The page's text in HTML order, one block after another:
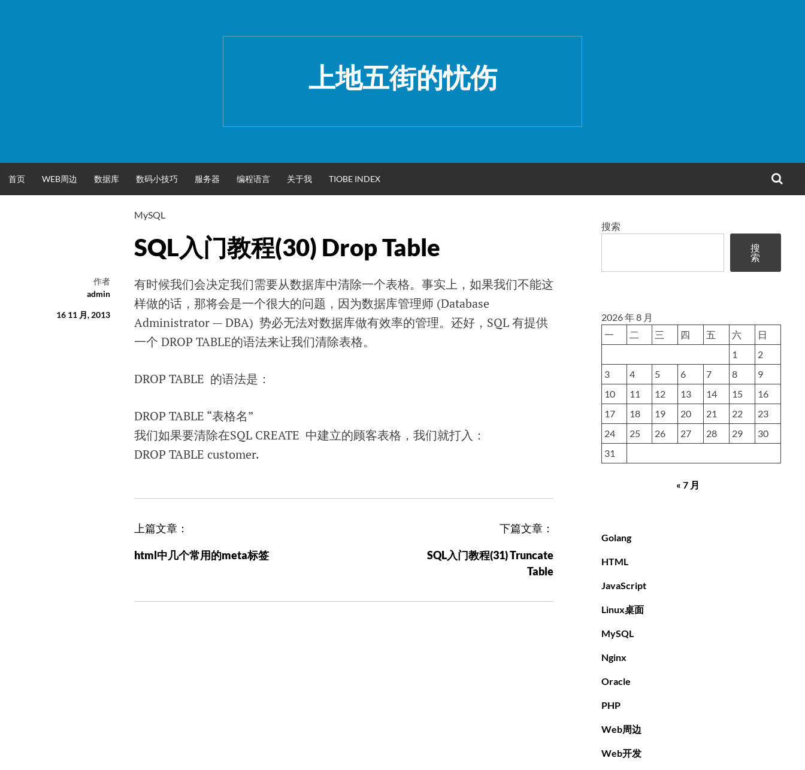
上地五街的忧伤
首页 WEB周边 数据库 数码小技巧 服务器 编程语言 关于我 TIOBE INDEX
MySQL
SQL入门教程(30) Drop Table
作者
admin
16 11 月, 2013
有时候我们会决定我们需要从数据库中清除一个表格。事实上，如果我们不能这
样做的话，那将会是一个很大的问题，因为数据库管理师 (Database
Administrator — DBA) 势必无法对数据库做有效率的管理。还好，SQL 有提供
一个 DROP TABLE的语法来让我们清除表格。
DROP TABLE 的语法是：
DROP TABLE “表格名”
我们如果要清除在SQL CREATE 中建立的顾客表格，我们就打入：
DROP TABLE customer.
文
导
上篇文章：
html中几个常用的meta标签
下篇文章：
SQL入门教程(31) Truncate
Table
搜索
搜
索
2026 年 8 月
一
二 三 四 五 六
日
1
2
3
4 5 6 7 8
9
10
11 12 13 14 15
16
17
18 19 20 21 22
23
24
25 26 27 28 29
30
31
« 7 月
Golang
HTML
JavaScript
Linux桌面
MySQL
Nginx
Oracle
PHP
Web周边
Web开发